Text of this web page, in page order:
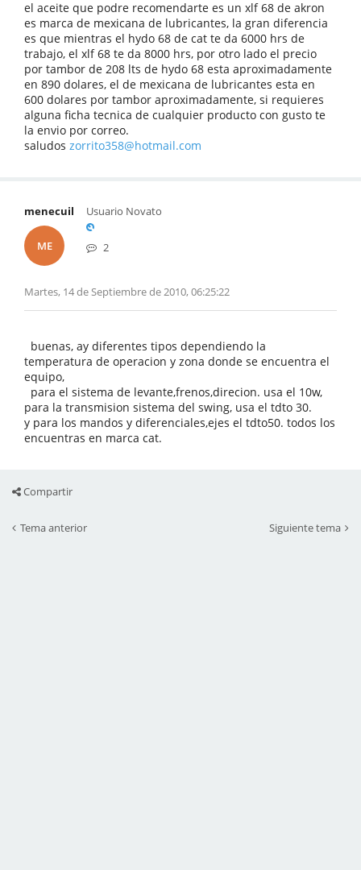
el aceite que podre recomendarte es un xlf 68 de akron
es marca de mexicana de lubricantes, la gran diferencia
es que mientras el hydo 68 de cat te da 6000 hrs de
trabajo, el xlf 68 te da 8000 hrs, por otro lado el precio
por tambor de 208 lts de hydo 68 esta aproximadamente
en 890 dolares, el de mexicana de lubricantes esta en
600 dolares por tambor aproximadamente, si requieres
alguna ficha tecnica de cualquier producto con gusto te
la envio por correo.
saludos zorrito358@hotmail.com
menecuil
ME
Usuario Novato
2
Martes, 14 de Septiembre de 2010, 06:25:22
buenas, ay diferentes tipos dependiendo la
temperatura de operacion y zona donde se encuentra el
equipo,
para el sistema de levante,frenos,direcion. usa el 10w,
para la transmision sistema del swing, usa el tdto 30.
y para los mandos y diferenciales,ejes el tdto50. todos los
encuentras en marca cat.
Compartir
Tema anterior Siguiente tema